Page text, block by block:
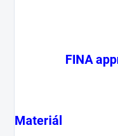
FINA
Materiál